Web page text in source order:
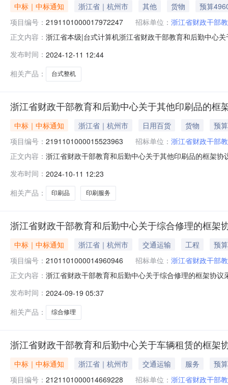
中标｜中标通知 浙江省｜杭州市 其他 货物
预算
项目编号： 2191101000017972247 招标单位： 浙江省财政干部
正文内容： 浙江省本级|台式计算机浙江省财政干部教育和后勤中心
信息采购计划金额1[2024]96937号4960.0项目所在行政
发布时间： 2024-12-11 12:44
相关产品：
台式整机
浙江省财政干部教育和后勤中心关于其他印刷品的框
中标｜中标通知 浙江省｜杭州市 日用百货 货物
预
项目编号： 2191101000015523963 招标单位： 浙江省财政干部
正文内容： 浙江省财政干部教育和后勤中心关于其他印刷品的框架
1[2024]63521号87600.0项目所在行政区划编码:339900
发布时间： 2024-10-11 12:23
相关产品：
印刷品 印刷服务
浙江省财政干部教育和后勤中心关于综合修理的框架
中标｜中标通知 浙江省｜杭州市 交通运输 工程
预
项目编号： 2101101000014960946 招标单位： 浙江省财政干部
正文内容： 浙江省财政干部教育和后勤中心关于综合修理的框架协
1[2024]58122号7475.2项目所在行政区划编码:339900
发布时间： 2024-09-19 05:37
相关产品：
综合修理
浙江省财政干部教育和后勤中心关于车辆租赁的框架
中标｜中标通知 浙江省｜杭州市 交通运输 服务
预
项目编号： 2121101000014669228 招标单位： 浙江省财政干部